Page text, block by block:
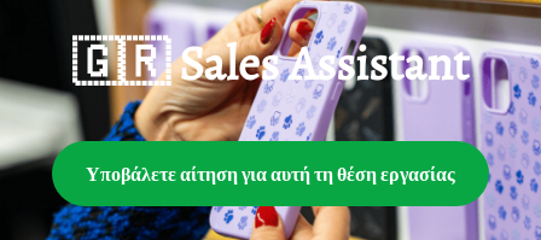
🇬🇷 Sales Assistant
Υποβάλετε αίτηση για αυτή τη θέση εργασίας